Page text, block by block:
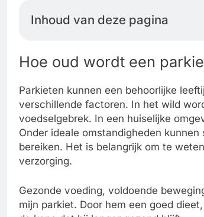
Inhoud van deze pagina
Hoe oud wordt een
Parkieten kunnen een behoorlijke
verschillende factoren. In het wild
voedselgebrek. In een huiselijke
Onder ideale omstandigheden
bereiken. Het is belangrijk om te
verzorging.
Gezonde voeding, voldoende
mijn parkiet. Door hem een goed